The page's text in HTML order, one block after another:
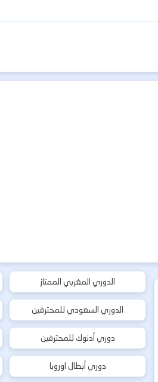
الدوري المغربي الممتاز
الدوري السعودي للمحترفين
دوري أدنوك للمحترفين
دوري أبطال اوروبا